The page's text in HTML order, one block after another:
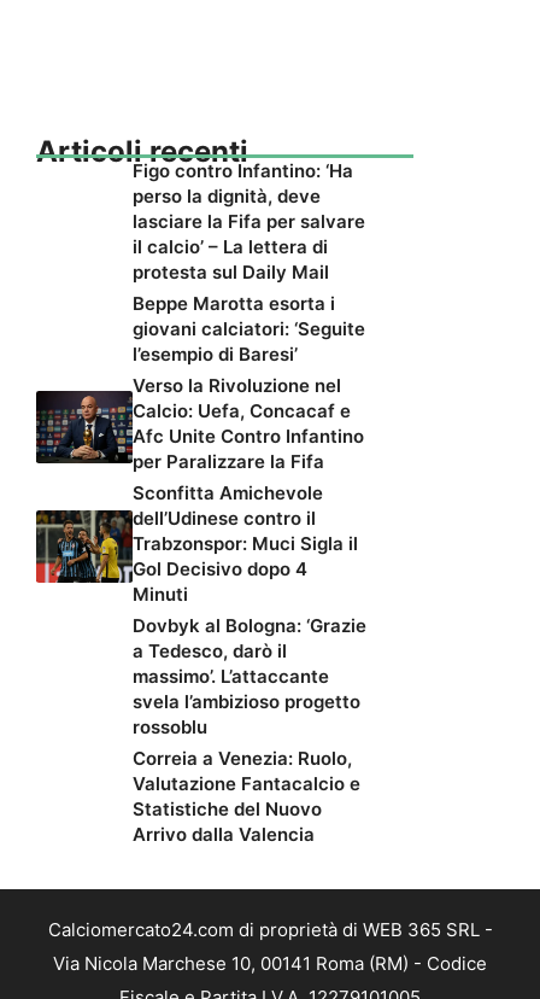
Articoli recenti
Figo contro Infantino: ‘Ha
perso la dignità, deve
lasciare la Fifa per salvare
il calcio’ – La lettera di
protesta sul Daily Mail
Beppe Marotta esorta i
giovani calciatori: ‘Seguite
l’esempio di Baresi’
Verso la Rivoluzione nel
Calcio: Uefa, Concacaf e
Afc Unite Contro Infantino
per Paralizzare la Fifa
Sconfitta Amichevole
dell’Udinese contro il
Trabzonspor: Muci Sigla il
Gol Decisivo dopo 4
Minuti
Dovbyk al Bologna: ‘Grazie
a Tedesco, darò il
massimo’. L’attaccante
svela l’ambizioso progetto
rossoblu
Correia a Venezia: Ruolo,
Valutazione Fantacalcio e
Statistiche del Nuovo
Arrivo dalla Valencia
Calciomercato24.com di proprietà di WEB 365 SRL -
Via Nicola Marchese 10, 00141 Roma (RM) - Codice